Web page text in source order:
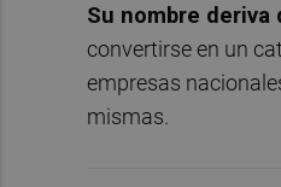
Su nombre deriva
convertirse en un
empresas
mismas.